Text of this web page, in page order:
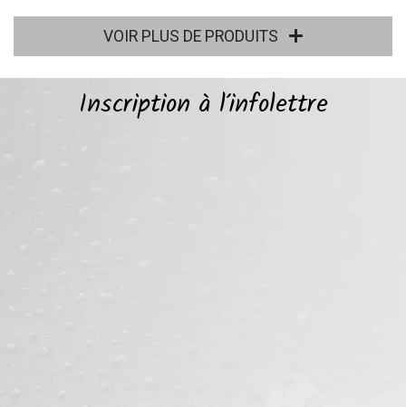
VOIR PLUS DE PRODUITS
Inscription à l’infolettre